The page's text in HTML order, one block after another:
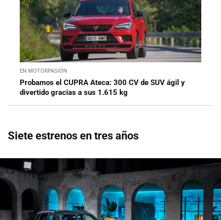
EN MOTORPASIÓN
Probamos el CUPRA Ateca: 300 CV de SUV ágil y
divertido gracias a sus 1.615 kg
Siete estrenos en tres años